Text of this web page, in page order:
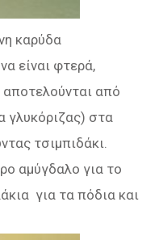
καρύδα
είναι φτερά,
από
γλυκόριζας) στα
τσιμπιδάκι.
αμύγδαλο για το
για τα πόδια και